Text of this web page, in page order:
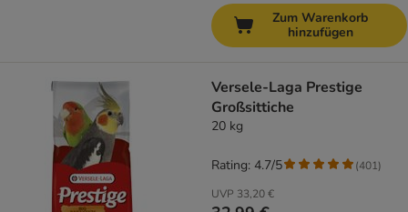
Zum Warenkorb
hinzufügen
Versele-Laga Prestige
Großsittiche
20 kg
UVP 33,20 €
Rating: 4.7/5 (401)